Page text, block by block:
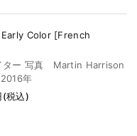
Color [French
ター 写真 Martin Harrison
年
(税込)